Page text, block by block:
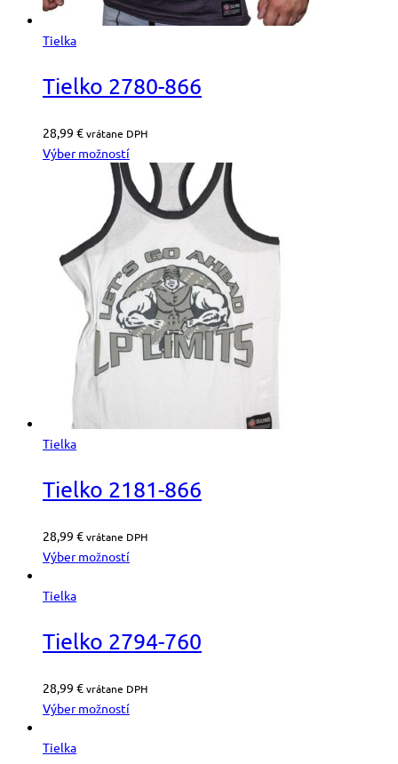
Tielka
Tielko 2780-866
28,99 €vrátane DPH
Výber možností
Tielka
Tielko 2181-866
28,99 €vrátane DPH
Výber možností
Tielka
Tielko 2794-760
28,99 €vrátane DPH
Výber možností
Tielka